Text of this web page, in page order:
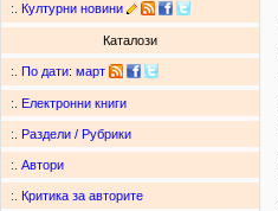
:. Културни новини
Каталози
:. По дати: март
:. Електронни книги
:. Раздели / Рубрики
:. Автори
:. Критика за авторите